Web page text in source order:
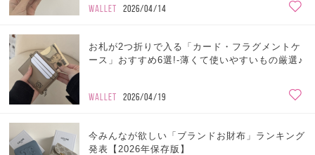
WALLET 2026/04/14
お札が2つ折りで入る「カード・フラグメントケ
ース」おすすめ6選!-薄くて使いやすいもの厳選♪
WALLET 2026/04/19
今みんなが欲しい「ブランドお財布」ランキング
発表【2026年保存版】